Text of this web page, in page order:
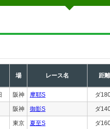
場 レース名 距離
阪神 摩耶S ダ
阪神 御影S ダ
東京 夏至S ダ